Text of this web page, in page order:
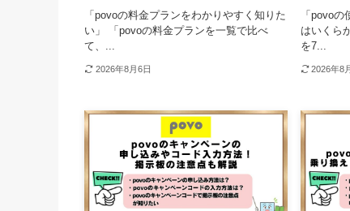
「povoの料金プランをわかりやすく知りた
い」 「povoの料金プランを一覧で比べ
て、...
2026年8月6日
「povo
はいくら
を7...
2026年8